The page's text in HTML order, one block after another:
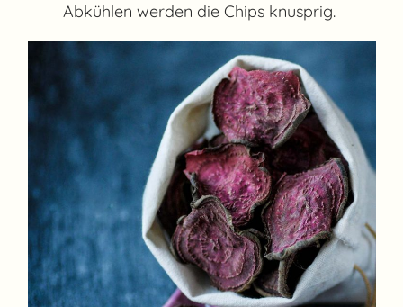
Abkühlen werden die Chips knusprig.